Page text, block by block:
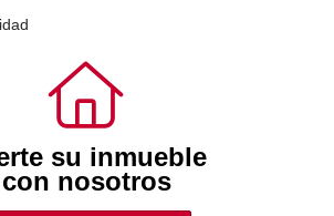
su inmueble
con nosotros